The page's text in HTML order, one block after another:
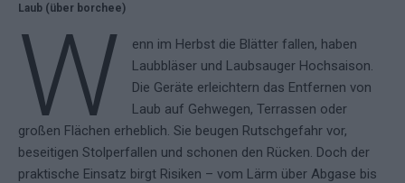
Laub (über borchee)
W
enn im Herbst die Blätter fallen, haben
Laubbläser und Laubsauger Hochsaison.
Die Geräte erleichtern das Entfernen von
Laub auf Gehwegen, Terrassen oder
großen Flächen erheblich. Sie beugen Rutschgefahr vor,
beseitigen Stolperfallen und schonen den Rücken. Doch der
praktische Einsatz birgt Risiken – vom Lärm über Abgase bis